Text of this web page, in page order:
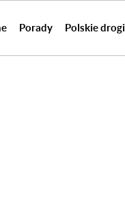
Porady Polskie drogi